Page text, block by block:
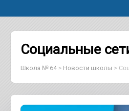
Социальные
Школа № 64> Новости школы >